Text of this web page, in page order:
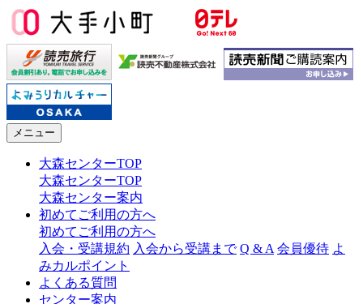
メニュー
大森センターTOP
大森センターTOP
大森センター案内
初めてご利用の方へ
初めてご利用の方へ
入会・受講規約 入会から受講まで Q & A 会員優待 よ
みカルポイント
よくある質問
センター案内